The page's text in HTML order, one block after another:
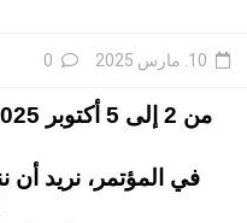
10. مارس 2025 0
في المؤتمر، نريد